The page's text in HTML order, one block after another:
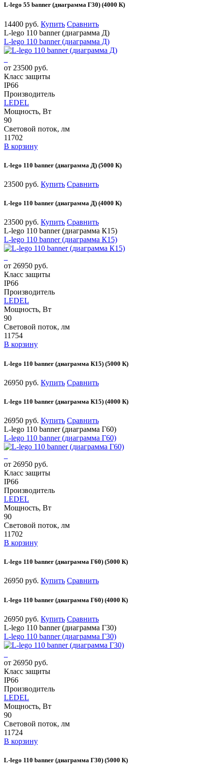
L-lego 55 banner (диаграмма Г30) (4000 К)
14400 руб. Купить Сравнить
L-lego 110 banner (диаграмма Д)
L-lego 110 banner (диаграмма Д)
от 23500 руб.
Класс защиты
IP66
Производитель
LEDEL
Мощность, Вт
90
Световой поток, лм
11702
В корзину
L-lego 110 banner (диаграмма Д) (5000 К)
23500 руб. Купить Сравнить
L-lego 110 banner (диаграмма Д) (4000 К)
23500 руб. Купить Сравнить
L-lego 110 banner (диаграмма К15)
L-lego 110 banner (диаграмма К15)
от 26950 руб.
Класс защиты
IP66
Производитель
LEDEL
Мощность, Вт
90
Световой поток, лм
11754
В корзину
L-lego 110 banner (диаграмма К15) (5000 К)
26950 руб. Купить Сравнить
L-lego 110 banner (диаграмма К15) (4000 К)
26950 руб. Купить Сравнить
L-lego 110 banner (диаграмма Г60)
L-lego 110 banner (диаграмма Г60)
от 26950 руб.
Класс защиты
IP66
Производитель
LEDEL
Мощность, Вт
90
Световой поток, лм
11702
В корзину
L-lego 110 banner (диаграмма Г60) (5000 К)
26950 руб. Купить Сравнить
L-lego 110 banner (диаграмма Г60) (4000 К)
26950 руб. Купить Сравнить
L-lego 110 banner (диаграмма Г30)
L-lego 110 banner (диаграмма Г30)
от 26950 руб.
Класс защиты
IP66
Производитель
LEDEL
Мощность, Вт
90
Световой поток, лм
11724
В корзину
L-lego 110 banner (диаграмма Г30) (5000 К)